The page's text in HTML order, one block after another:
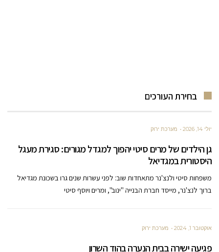
בחירת העורכים
יולי 14, 2026 מערכת ירוק
גן הילדים של מרים סיטי יהפוך למגדל מגורים: סגירת מעגל
היסטורית במגדיאל
משפחות סיטי ולנצ'נר מתאחדות שוב: לפני עשרות שנים גרו בשכונת מגדיאל
ברוך לנצ'נר, מייסד חברת הבנייה "ינוב", ומרים ויוסף סיטי
אוקטובר 1, 2024 מערכת ירוק
פגיעה ישירה בבית הנערה בהוד השרון